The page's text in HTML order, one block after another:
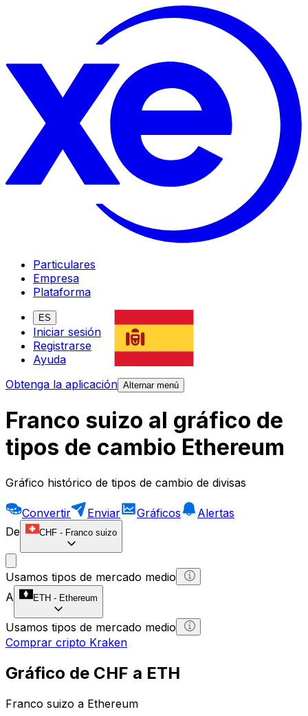
Particulares
Empresa
Plataforma
ES
Iniciar sesión
Registrarse
Ayuda
Obtenga la aplicación Alternar menú
Franco suizo al gráfico de
tipos de cambio Ethereum
Gráfico histórico de tipos de cambio de divisas
Convertir Enviar Gráficos
Alertas
De
CHF - Franco suizo
Usamos tipos de mercado medio
A
ETH - Ethereum
Usamos tipos de mercado medio
Comprar cripto Kraken
Gráfico de CHF a ETH
Franco suizo a Ethereum